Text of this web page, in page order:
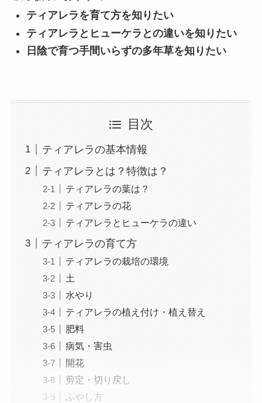
ティアレラを育て方を知りたい
ティアレラとヒューケラとの違いを知りたい
日陰で育つ手間いらずの多年草を知りたい
目次
ティアレラの基本情報
ティアレラとは？特徴は？
ティアレラの葉は？
ティアレラの花
ティアレラとヒューケラの違い
ティアレラの育て方
ティアレラの栽培の環境
土
水やり
ティアレラの植え付け・植え替え
肥料
病気・害虫
開花
剪定・切り戻し
ふやし方